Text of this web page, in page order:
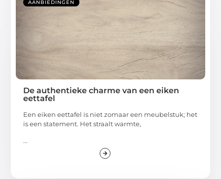
AANBIEDINGEN
De authentieke charme van een eiken
eettafel
Een eiken eettafel is niet zomaar een meubelstuk; het
is een statement. Het straalt warmte,
...